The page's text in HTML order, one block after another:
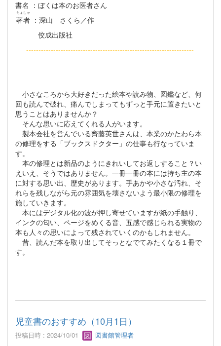
書名 ：ぼくは本のお医者さん
著者
ちょしゃ
：深山 さくら／作
佼成出版社
--------------------------------------------------------------------
小さなころから大好きだった絵本や読み物、図鑑など、何
回も読んで破れ、痛んでしまってもずっと手元に置きたいと
思うことはありませんか？
そんな思いに応えてくれる人がいます。
製本会社を営んでいる齊藤英世さんは、本業のかたわら本
の修理をする「ブックスドクター」の仕事も行なっていま
す。
本の修理とは新品のようにきれいしてお返しすること？い
えいえ、そうではありません。一冊一冊の本には持ち主の本
に対する思い出、歴史があります。手あかや小さな汚れ、そ
れらを残しながら元の雰囲気を壊さないよう最小限の修理を
施していきます。
本にはデジタル化の波が押し寄せていますが紙の手触り、
インクの匂い、ページをめくる音、五感で感じられる実物の
本も人々の思いによって残されていくのかもしれません。
昔、読んだ本を取り出してそっとなでてみたくなる１冊で
す。
児童書のおすすめ（10月1日）
投稿日時 : 2024/10/01 図書館管理者